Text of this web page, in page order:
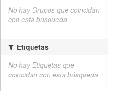
No hay Grupos que coincidan
con esta búsqueda
Etiquetas
No hay Etiquetas que
coincidan con esta búsqueda